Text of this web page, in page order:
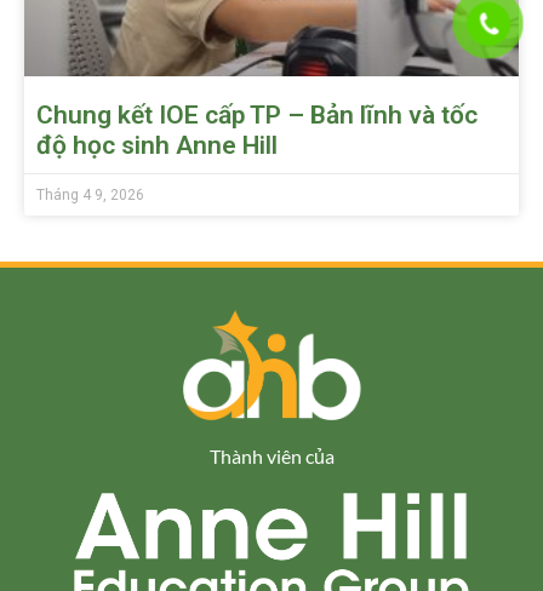
Chung kết IOE cấp TP – Bản lĩnh và tốc
độ học sinh Anne Hill
Tháng 4 9, 2026
Thành viên của